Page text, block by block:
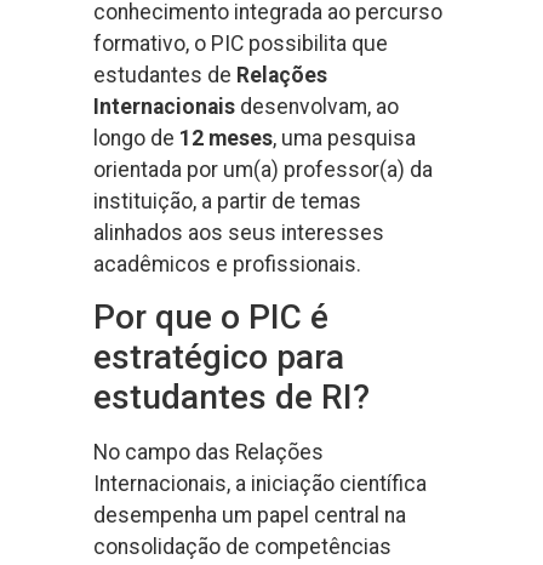
conhecimento integrada ao percurso
formativo, o PIC possibilita que
estudantes de Relações
Internacionais desenvolvam, ao
longo de 12 meses, uma pesquisa
orientada por um(a) professor(a) da
instituição, a partir de temas
alinhados aos seus interesses
acadêmicos e profissionais.
Por que o PIC é
estratégico para
estudantes de RI?
No campo das Relações
Internacionais, a iniciação científica
desempenha um papel central na
consolidação de competências